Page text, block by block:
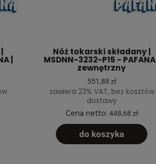
|
Nóż tokarski składany |
MSDNN-3232-P15 - PAFANA |
zewnętrzny
551,88 zł
zawiera 23% VAT, bez kosztów
dostawy
Cena netto: 448,68 zł
do koszyka